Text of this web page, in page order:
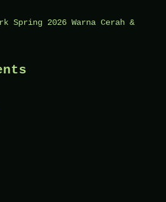
Spring 2026 Warna Cerah &